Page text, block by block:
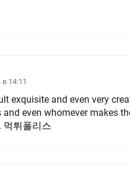
в 14:11
exquisite and even very
even whomever makes
먹튀폴리스